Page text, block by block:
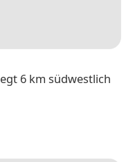
6 km südwestlich